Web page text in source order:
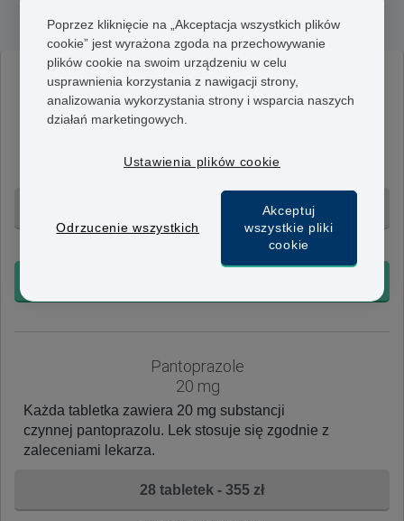
Pantoprazole
40 mg
Każda tabletka zawiera 40 mg substancji
zaleceniami lekarza.
28 tabletek - 358 zł
Pantoprazole
20 mg
Każda tabletka zawiera 20 mg substancji
czynnej pantoprazolu. Lek stosuje się zgodnie z
zaleceniami lekarza.
28 tabletek - 355 zł
Poprzez kliknięcie na „Akceptacja wszystkich plików
cookie” jest wyrażona zgoda na przechowywanie
plików cookie na swoim urządzeniu w celu
usprawnienia korzystania z nawigacji strony,
analizowania wykorzystania strony i wsparcia naszych
działań marketingowych.
Ustawienia plików cookie
Odrzucenie wszystkich
Akceptuj
wszystkie pliki
cookie